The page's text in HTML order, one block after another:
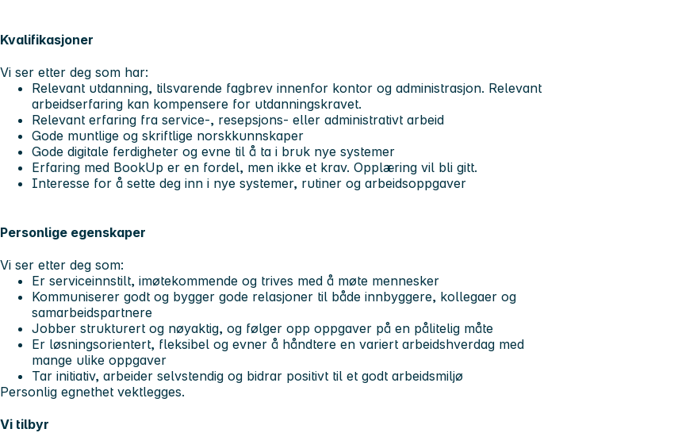
Kvalifikasjoner
Vi ser etter deg som har:
Relevant utdanning, tilsvarende fagbrev innenfor kontor og administrasjon. Relevant
arbeidserfaring kan kompensere for utdanningskravet.
Relevant erfaring fra service-, resepsjons- eller administrativt arbeid
Gode muntlige og skriftlige norskkunnskaper
Gode digitale ferdigheter og evne til å ta i bruk nye systemer
Erfaring med BookUp er en fordel, men ikke et krav. Opplæring vil bli gitt.
Interesse for å sette deg inn i nye systemer, rutiner og arbeidsoppgaver
Personlige egenskaper
Vi ser etter deg som:
Er serviceinnstilt, imøtekommende og trives med å møte mennesker
Kommuniserer godt og bygger gode relasjoner til både innbyggere, kollegaer og
samarbeidspartnere
Jobber strukturert og nøyaktig, og følger opp oppgaver på en pålitelig måte
Er løsningsorientert, fleksibel og evner å håndtere en variert arbeidshverdag med
mange ulike oppgaver
Tar initiativ, arbeider selvstendig og bidrar positivt til et godt arbeidsmiljø
Personlig egnethet vektlegges.
Vi tilbyr